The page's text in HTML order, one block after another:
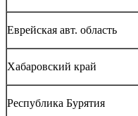
Еврейская авт. область
Хабаровский край
Республика Бурятия